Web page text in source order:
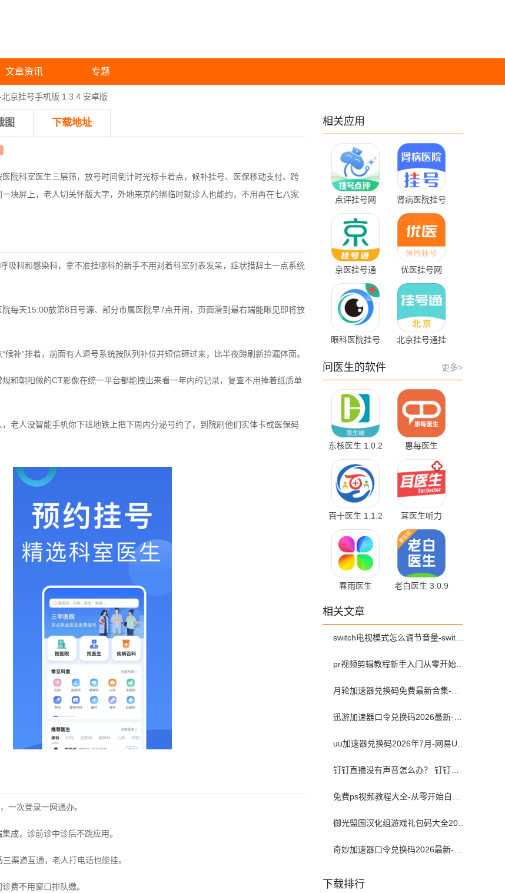
文章资讯 专题
京挂号手机版 1.3.4 安卓版
图 下载地址
院科室医生三层筛，放号时间倒计时光标卡着点，候补挂号、医保移动支付、跨
块屏上，老人切关怀版大字，外地来京的绑临时就诊人也能约，不用再在七八家
吸科和感染科，拿不准挂哪科的新手不用对着科室列表发呆，症状措辞土一点系统
每天15:00放第8日号源、部分市属医院早7点开闸，页面滑到最右端能瞅见即将放
候补”排着，前面有人退号系统按队列补位并短信砸过来，比半夜蹲刷新捡漏体面。
和朝阳做的CT影像在统一平台都能拽出来看一年内的记录，复查不用捧着纸质单
老人没智能手机你下班地铁上把下周内分泌号约了，到院刷他们实体卡或医保码
一次登录一网通办。
成，诊前诊中诊后不跳应用。
渠道互通，老人打电话也能挂。
费不用窗口排队缴。
相关应用
点评挂号网
1.5.3 最新版
肾病医院挂号
1.4.0 安卓版
京医挂号通
1.1.2 手机版
优医挂号网
1.0.9
眼科医院挂号
北京挂号通挂
更多>
问医生的软件
东核医生 1.0.2
最新版
惠每医生
2.6.1.5 最新版
百十医生 1.1.2
最新版
耳医生听力
2.2.8
春雨医生
老白医生 3.0.9
相关文章
下载排行